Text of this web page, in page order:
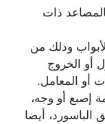
ذات
وذلك من
أو الخروج
أو المعامل.
إصبع أو وجه،
أيضا